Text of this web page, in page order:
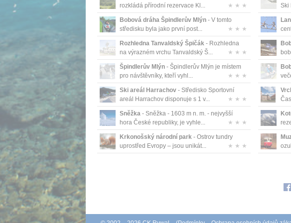
rozkládá přírodní rezervace Kl...
★ ★ ★
Bobová dráha Špindlerův Mlýn - V tomto
středisku byla jako první post...
★ ★ ★
Rozhledna Tanvaldský Špičák - Rozhledna
na výrazném vrchu Tanvaldský Š...
★ ★ ★
Špindlerův Mlýn - Špindlerův Mlýn je místem
pro návštěvníky, kteří vyhl...
★ ★ ★
Ski areál Harrachov - Středisko Sportovní
areál Harrachov disponuje s 1 v...
★ ★ ★
Sněžka - Sněžka - 1603 m n. m. - nejvyšší
hora České republiky, je vyhle...
★ ★ ★
Krkonošský národní park - Ostrov tundry
uprostřed Evropy – jsou unikát...
★ ★ ★
Ski